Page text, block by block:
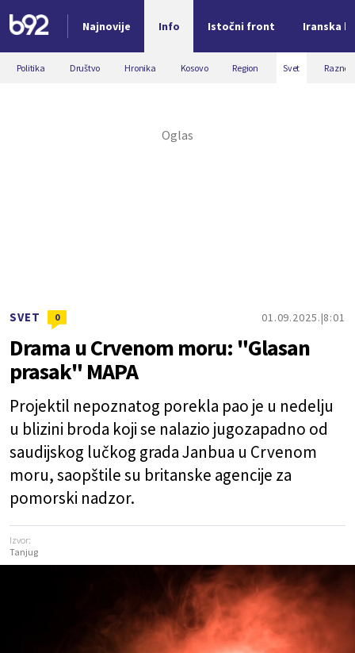
Najnovije Info Istočni front Iranska
Nova vest
Politika Društvo Hronika Kosovo Region Svet Razno
SVET 0 01.09.2025. 8:01
Drama u Crvenom moru: "Glasan
prasak" MAPA
Projektil nepoznatog porekla pao je u nedelju
u blizini broda koji se nalazio jugozapadno od
saudijskog lučkog grada Janbua u Crvenom
moru, saopštile su britanske agencije za
pomorski nadzor.
Izvor:
Tanjug